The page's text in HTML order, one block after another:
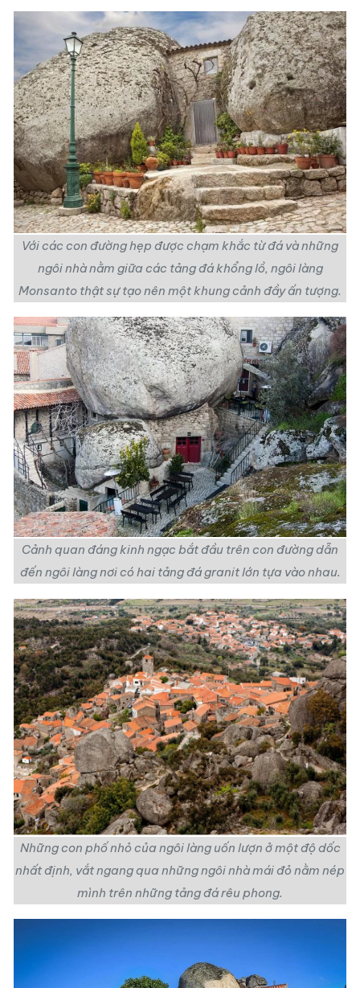
Với các con đường hẹp được chạm khắc từ đá và những
ngôi nhà nằm giữa các tảng đákhổng lồ, ngôi làng
Monsanto thật sự tạo nên một khung cảnh đầy ấn tượng.
Cảnh quan đáng kinh ngạc bắt đầu trên con đường dẫn
đến ngôi làng nơi có hai tảng đá granit lớn tựa vào nhau.
Những con phố nhỏ của ngôi làng uốn lượn ở một độ dốc
nhất định, vắt ngang qua những ngôi nhà mái đỏ nằm nép
mình trên những tảng đá rêu phong.